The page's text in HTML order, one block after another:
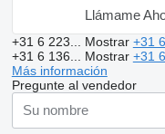
Llámame
+31 6 223... Mostrar +31
+31 6 136... Mostrar +31
Más información
Pregunte al vendedor